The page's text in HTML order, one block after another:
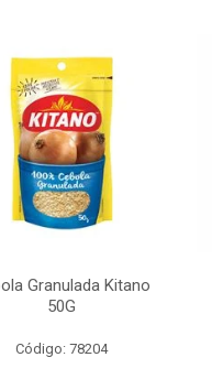
Granulada Kitano
50G
Código: 78204